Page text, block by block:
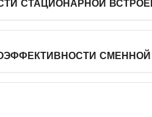
СТАЦИОНАРНОЙ